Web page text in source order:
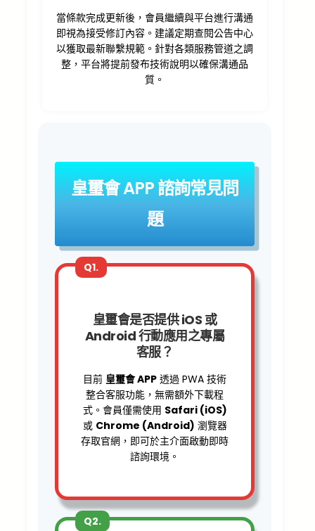
當條款完成更新後，會員繼續與平台進行溝通
即視為接受修訂內容。建議定期查閱公告中心
以獲取最新聯繫規範。針對各類服務管道之調
整，平台將提前發布技術說明以確保溝通品
質。
皇璽會 APP 諮詢常見問
題
Q1.
皇璽會是否提供 iOS 或
Android 行動應用之專屬
客服？
目前 皇璽會 APP 透過 PWA 技術
整合客服功能，無需額外下載程
式。會員僅需使用 Safari (iOS)
或 Chrome (Android) 瀏覽器
存取官網，即可於主介面啟動即時
諮詢環境。
Q2.